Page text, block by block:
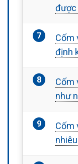
được
Cốm
định
Cốm
như
Cốm